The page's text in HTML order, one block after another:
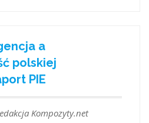
a
polskiej
PIE
Kompozyty.net